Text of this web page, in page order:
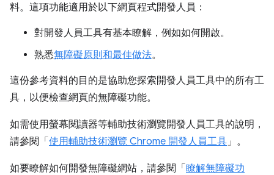
料。這項功能適用於以下網頁程式開發人員：
對開發人員工具有基本瞭解，例如如何開啟。
熟悉無障礙原則和最佳做法。
這份參考資料的目的是協助您探索開發人員工具中的所有工
具，以便檢查網頁的無障礙功能。
如需使用螢幕閱讀器等輔助技術瀏覽開發人員工具的說明，
請參閱「 使用輔助技術瀏覽 Chrome 開發人員工具」。
如要瞭解如何開發無障礙網站，請參閱「 瞭解無障礙功